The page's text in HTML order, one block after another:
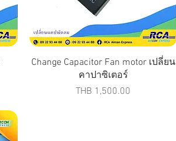
Change Capacitor Fan motor เปลี่ยน
คาปาซิเตอร์
Price
THB 1,500.00